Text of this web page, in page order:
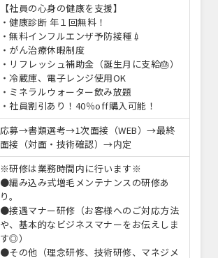
【社員の心身の健康を支援】
・健康診断 年１回無料！
・無料インフルエンザ予防接種💉
・がん治療休暇制度
・リフレッシュ補助金（誕生月に支給🎂）
・冷蔵庫、電子レンジ使用OK
・ミネラルウォーター飲み放題
・社員割引あり！40％off購入可能！
応募→書類選考→1次面接（WEB）→最終
面接（対面・技術確認）→内定
※研修は業務時間内に行います※
●編み込み式増毛メンテナンスの研修あ
り。
●接遇マナー研修（お客様へのご対応方法
や、基本的なビジネスマナーをお伝えしま
す◎）
●その他（理念研修、技術研修、マネジメ